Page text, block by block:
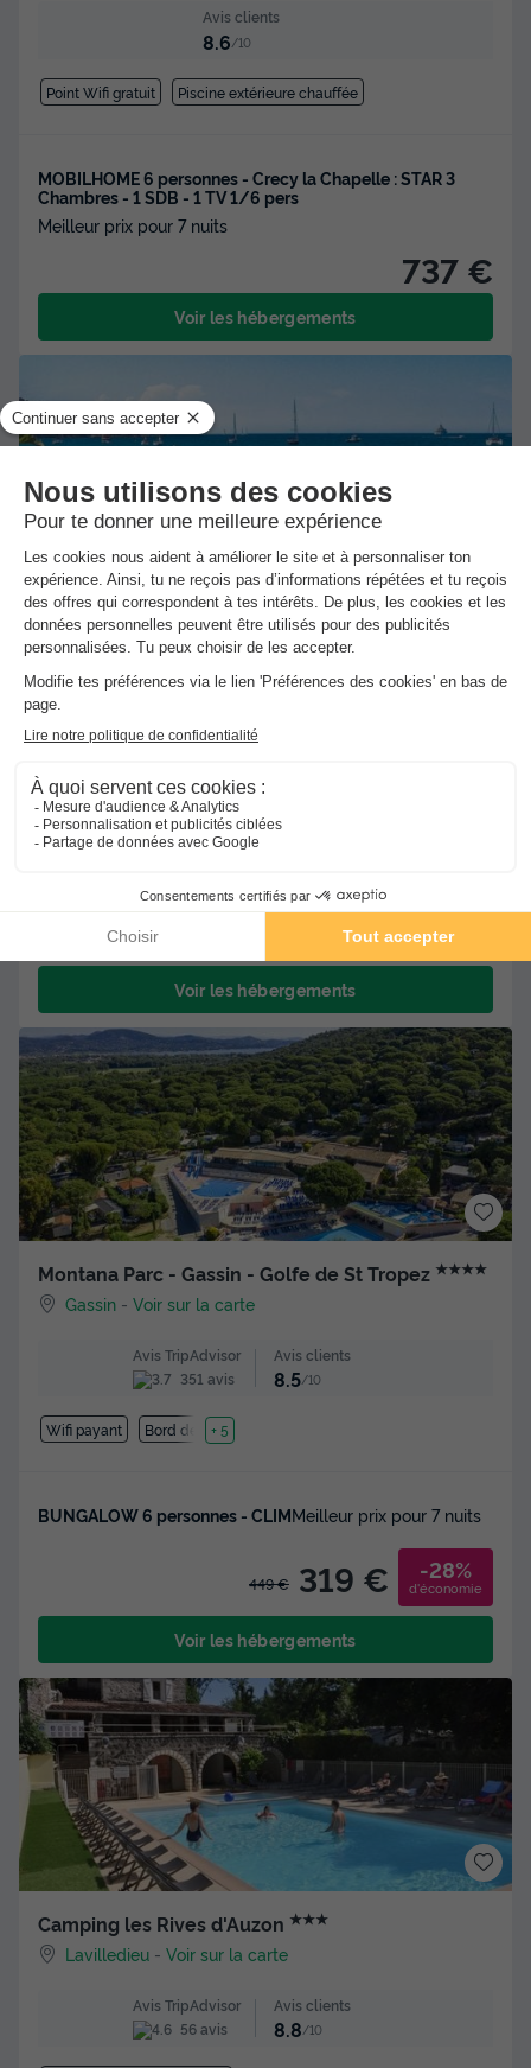
Avis clients
8.6 /10
Point Wifi gratuit Piscine extérieure chauffée
MOBILHOME 6 personnes - Crecy la Chapelle : STAR 3
Chambres - 1 SDB - 1 TV 1/6 pers
Meilleur prix pour 7 nuits
737 €
Voir les hébergements
Camping U pezzo★★
Saint Florent -Voir sur la carte
Avis TripAdvisor
Avis clients
MOBILHOME 4 personnes - 2 Chambres - CLIM
219 € -45%
d'économie
Voir les hébergements
Montana Parc - Gassin - Golfe de St Tropez ★★★★
Gassin -Voir sur la carte
Avis TripAdvisor
351 avis
Avis clients
8.5/10
Wifi payant Bord de mer
+ 5
BUNGALOW 6 personnes - CLIMMeilleur prix pour 7 nuits
449 € 319 € -28%
d'économie
Voir les hébergements
Camping les Rives d'Auzon ★★★
Lavilledieu -Voir sur la carte
Avis TripAdvisor
56 avis
Avis clients
8.8/10